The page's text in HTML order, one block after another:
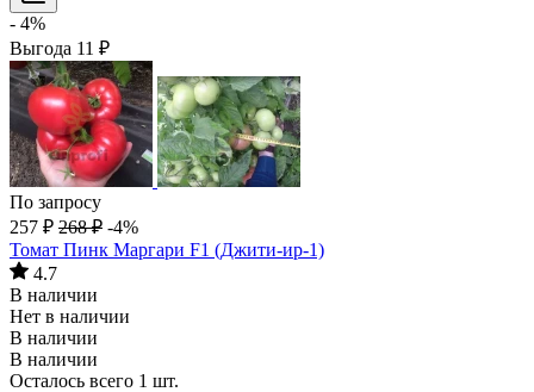
- 4%
Выгода 11 ₽
По запросу
257 ₽ 268 ₽ -4%
Томат Пинк Маргари F1 (Джити-ир-1)
4.7
В наличии
Нет в наличии
В наличии
В наличии
Осталось всего 1 шт.